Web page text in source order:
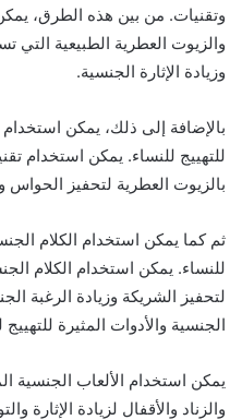
وتقنيات. من بين هذه الطرق،
والزيوت العطرية الطبيعية
وزيادة الإثارة الجنسية.
بالإضافة إلى ذلك، يمكن
للتهييج للنساء. يمكن استخدام
بالزيوت العطرية لتحفيز الحواس
ثم كما يمكن استخدام الكلام
للنساء. يمكن استخدام الكلام
لتحفيز الشريكة وزيادة الرغبة
الجنسية والأدوات المثيرة للتهييج
يمكن استخدام الألعاب الجنسية
والزناد والأقفال لزيادة الإثارة